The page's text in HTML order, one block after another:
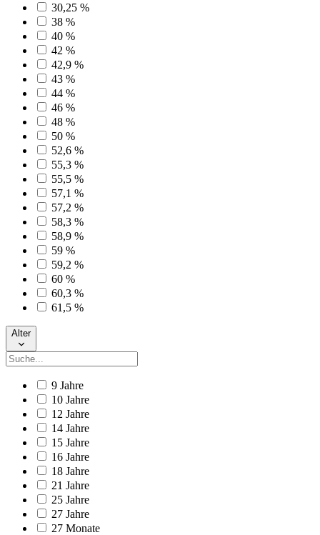
30,25 %
38 %
40 %
42 %
42,9 %
43 %
44 %
46 %
48 %
50 %
52,6 %
55,3 %
55,5 %
57,1 %
57,2 %
58,3 %
58,9 %
59 %
59,2 %
60 %
60,3 %
61,5 %
Alter
9 Jahre
10 Jahre
12 Jahre
14 Jahre
15 Jahre
16 Jahre
18 Jahre
21 Jahre
25 Jahre
27 Jahre
27 Monate